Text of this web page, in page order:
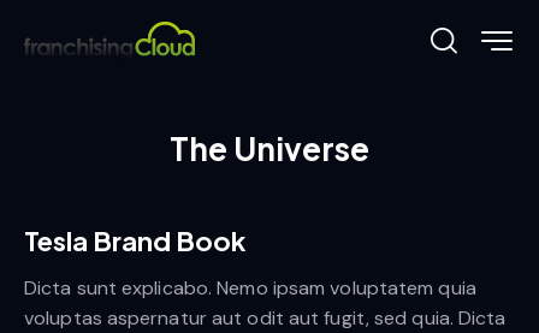
The Universe
Tesla Brand Book
Dicta sunt explicabo. Nemo ipsam voluptatem quia
voluptas aspernatur aut odit aut fugit, sed quia. Dicta